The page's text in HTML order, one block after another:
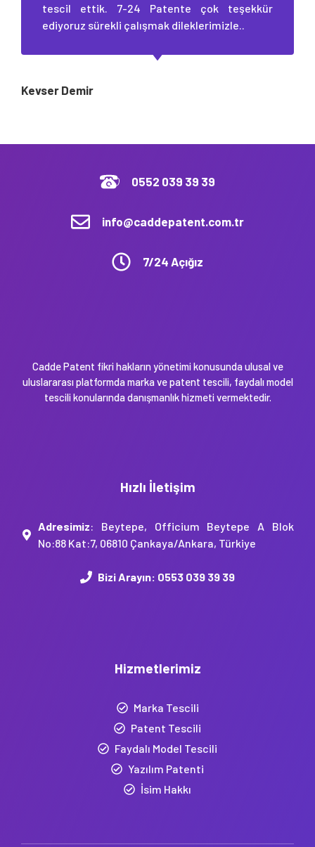
tescil ettik. 7-24 Patente çok teşekkür
ediyoruz sürekli çalışmak dileklerimizle..
Kevser Demir
0552 039 39 39
info@caddepatent.com.tr
7/24 Açığız
Cadde Patent fikri hakların yönetimi konusunda ulusal ve
uluslararası platformda marka ve patent tescili, faydalı model
tescili konularında danışmanlık hizmeti vermektedir.
Hızlı İletişim
Adresimiz: Beytepe, Officium Beytepe A Blok
No:88 Kat:7, 06810 Çankaya/Ankara, Türkiye
Bizi Arayın: 0553 039 39 39
Hizmetlerimiz
Marka Tescili
Patent Tescili
Faydalı Model Tescili
Yazılım Patenti
İsim Hakkı